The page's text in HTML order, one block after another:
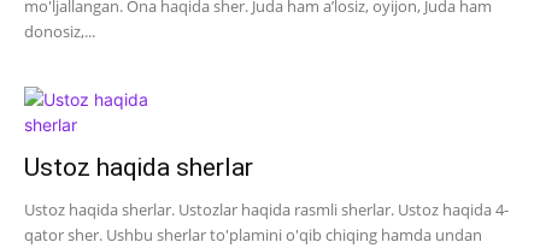
mo'ljallangan. Ona haqida sher. Juda ham a’losiz, oyijon, Juda ham
donosiz,...
Ustoz haqida sherlar
Ustoz haqida sherlar. Ustozlar haqida rasmli sherlar. Ustoz haqida 4-
qator sher. Ushbu sherlar to'plamini o'qib chiqing hamda undan